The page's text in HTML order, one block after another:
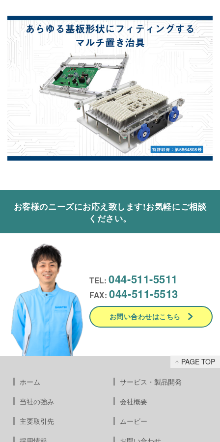
お客様のニーズにお応え致します!お気軽にご相談
ください。
TEL: 044-511-5511
FAX: 044-511-5513
お問い合わせはこちら
PAGE TOP
ホーム
サービス・製品開発
当社の強み
会社概要
主要取引先
ムービー